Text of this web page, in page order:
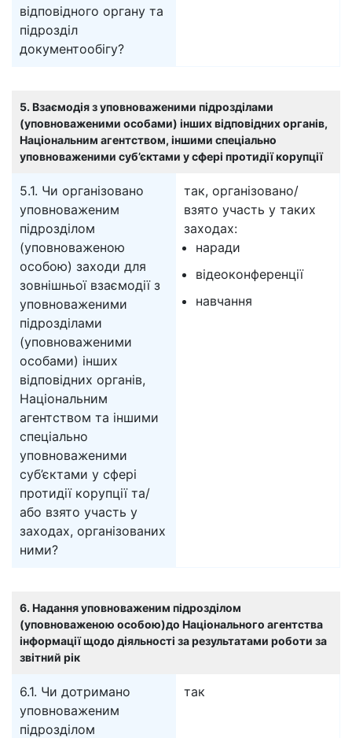
відповідного органу та
підрозділ
документообігу?
5. Взаємодія з уповноваженими підрозділами
(уповноваженими особами) інших відповідних органів,
Національним агентством, іншими спеціально
уповноваженими суб’єктами у сфері протидії корупції
5.1. Чи організовано
уповноваженим
підрозділом
(уповноваженою
особою) заходи для
зовнішньої взаємодії з
уповноваженими
підрозділами
(уповноваженими
особами) інших
відповідних органів,
Національним
агентством та іншими
спеціально
уповноваженими
суб’єктами у сфері
протидії корупції та/
або взято участь у
заходах, організованих
ними?
так, організовано/
взято участь у таких
заходах:
наради
відеоконференції
навчання
6. Надання уповноваженим підрозділом
(уповноваженою особою)до Національного агентства
інформації щодо діяльності за результатами роботи за
звітний рік
6.1. Чи дотримано
уповноваженим
підрозділом
так